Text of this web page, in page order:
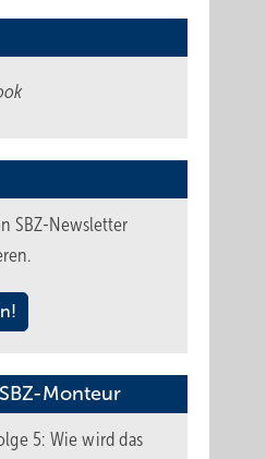
SBZ-Newsletter
Monteur
5: Wie wird das